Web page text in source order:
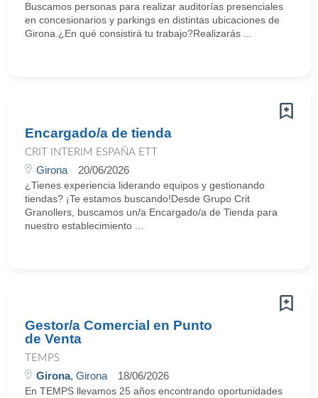
Buscamos personas para realizar auditorías presenciales
en concesionarios y parkings en distintas ubicaciones de
Girona.¿En qué consistirá tu trabajo?Realizarás ...
Encargado/a de tienda
CRIT INTERIM ESPAÑA ETT
Girona 20/06/2026
¿Tienes experiencia liderando equipos y gestionando
tiendas? ¡Te estamos buscando!Desde Grupo Crit
Granollers, buscamos un/a Encargado/a de Tienda para
nuestro establecimiento ...
Gestor/a Comercial en Punto
de Venta
TEMPS
Girona, Girona 18/06/2026
En TEMPS llevamos 25 años encontrando oportunidades